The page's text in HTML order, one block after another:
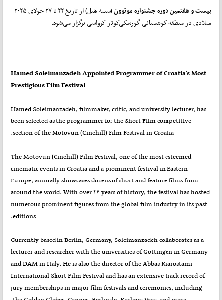
بیست و هفتمین دوره جشنواره موتوون
(سینه هیل) از تاریخ ۲۲ تا ۲۷ جولای ۲۰۲۵
میلادی در منطقه کوهستانی گورسکی‌کوتار کرواسی برگزار می‌شود.
Hamed Soleimanzadeh Appointed Programmer of Croatia’s Most
Prestigious Film Festival
Hamed Soleimanzadeh, filmmaker, critic, and university lecturer, has
been selected as the programmer for the Short Film competitive
section of the Motovun (Cinehill) Film Festival in Croatia.
The Motovun (Cinehill) Film Festival, one of the most esteemed
cinematic events in Croatia and a prominent festival in Eastern
Europe, annually showcases dozens of short and feature films from
around the world. With over ۲۶ years of history, the festival has hosted
numerous prominent figures from the global film industry in its past
editions.
Currently based in Berlin, Germany, Soleimanzadeh collaborates as a
lecturer and researcher with the universities of Göttingen in Germany
and DAM in Italy. He is also the director of the Abbas Kiarostami
International Short Film Festival and has an extensive track record of
jury memberships in major film festivals and ceremonies, including